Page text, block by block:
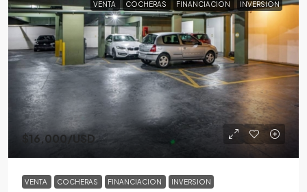
VENTA COCHERAS FINANCIACION INVERSION
$16,000/USD
VENTA COCHERAS FINANCIACION INVERSION